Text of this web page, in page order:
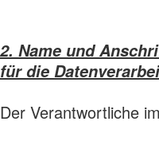
2. Name und
für die
Der Verantwortliche